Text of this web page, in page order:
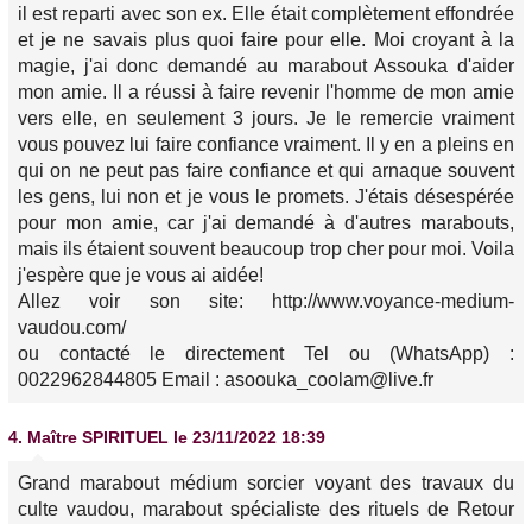
il est reparti avec son ex. Elle était complètement effondrée
et je ne savais plus quoi faire pour elle. Moi croyant à la
magie, j'ai donc demandé au marabout Assouka d'aider
mon amie. Il a réussi à faire revenir l'homme de mon amie
vers elle, en seulement 3 jours. Je le remercie vraiment
vous pouvez lui faire confiance vraiment. Il y en a pleins en
qui on ne peut pas faire confiance et qui arnaque souvent
les gens, lui non et je vous le promets. J'étais désespérée
pour mon amie, car j'ai demandé à d'autres marabouts,
mais ils étaient souvent beaucoup trop cher pour moi. Voila
j'espère que je vous ai aidée!
Allez voir son site: http://www.voyance-medium-
vaudou.com/
ou contacté le directement Tel ou (WhatsApp) :
0022962844805 Email : asoouka_coolam@live.fr
4. Maître SPIRITUEL le 23/11/2022 18:39
Grand marabout médium sorcier voyant des travaux du
culte vaudou, marabout spécialiste des rituels de Retour